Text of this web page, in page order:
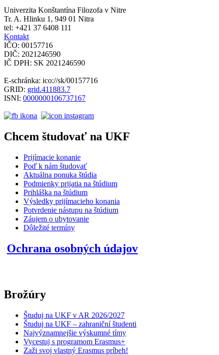
Univerzita Konštantína Filozofa v Nitre
Tr. A. Hlinku 1, 949 01 Nitra
tel: +421 37 6408 111
Kontakt
IČO: 00157716
DIČ: 2021246590
IČ DPH: SK 2021246590
E-schránka: ico://sk/00157716
GRID: grid.411883.7
ISNI: 0000000106737167
Chcem študovať na UKF
Prijímacie konanie
Poď k nám študovať
Aktuálna ponuka štúdia
Podmienky prijatia na štúdium
Prihláška na štúdium
Výsledky prijímacieho konania
Potvrdenie nástupu na štúdium
Záujem o ubytovanie
Dôležité termíny
Ochrana osobných údajov
Brožúry
Študuj na UKF v AR 2026/2027
Študuj na UKF – zahraniční študenti
Najvýznamnejšie výskumné tímy
Vycestuj s programom Erasmus+
Zaži svoj vlastný Erasmus príbeh!